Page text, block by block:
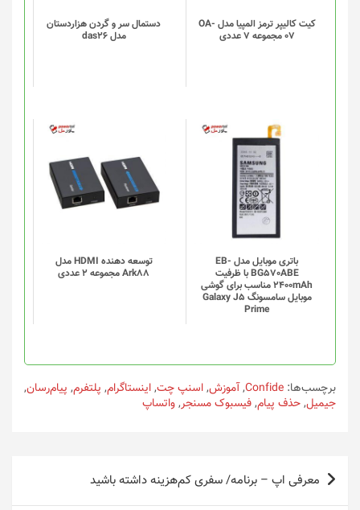
کیت کالیپر ترمز المپیا مدل OA-
07 مجموعه 7 عددی
دستمال سر و گردن هزاردستان
مدل das26
گزینه
ها
محصول
شوند
باتری موبایل مدل EB-
BG570ABE با ظرفیت
2400mAh مناسب برای گوشی
موبایل سامسونگ Galaxy J5
Prime
توسعه دهنده HDMI مدل
Ark88 مجموعه 2 عددی
برچسب‌ها: Confide
,آموزش,اسنپ چت,اینستاگرام, پلتفرم, پیام‌رسان,
جیمیل,حذف پیام,فیسبوک مسنجر,واتساپ
راهبری
نوشته
معرفی اپ – برنامه/ سفری کم‌هزینه داشته باشید